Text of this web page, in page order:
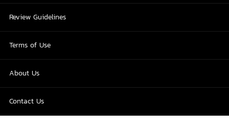
Review Guidelines
Terms of Use
About Us
Contact Us